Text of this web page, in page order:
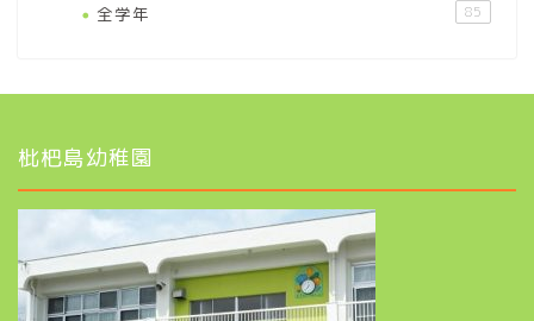
全学年 85
枇杷島幼稚園